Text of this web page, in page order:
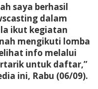
saya berhasil
dalam
ikut kegiatan
mengikuti lomba
info melalui
untuk daftar,”
ini, Rabu (06/09).